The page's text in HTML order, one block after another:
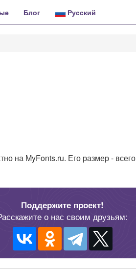
Блог Русский
на MyFonts.ru. Его размер - всего
Поддержите проект!
о нас своим друзьям: